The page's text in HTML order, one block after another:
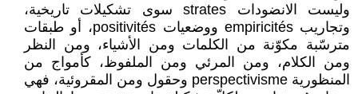
وليست الانضودات ‏strates‏ سوى تشكيلات ‏تاريخية،
وتجاريب ‏empiricités‏ ووضعيات ‏positivités، أو طبقات
مترسّبة مكوّنة من ‏الكلمات ومن الأشياء، ومن النظر
ومن الكلام، ‏ومن المرئي ومن الملفوظ، كأمواج من
المنظورية ‏perspectivisme‏ وحقول ومن المقروئية، فهي